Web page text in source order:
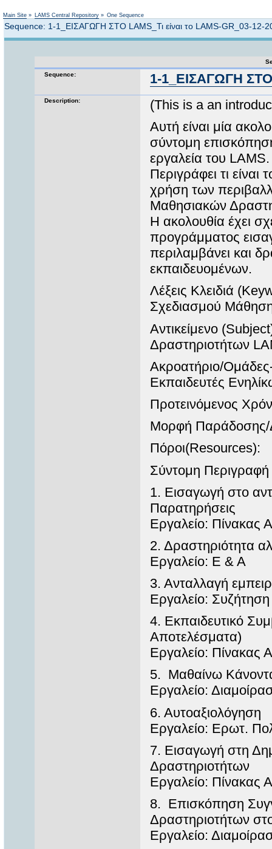
Main Site » LAMS Central Repository » One Sequence
Sequence: 1-1_ΕΙΣΑΓΩΓΗ ΣΤΟ LAMS_Τι είναι το LAMS-GR_03-12-
Sequence:
1-1_ΕΙΣΑΓΩΓΗ ΣΤΟ
Description:
(This is a an
Αυτή είναι μία
σύντομη
εργαλεία του LAMS.
Περιγράφει τι είναι
χρήση των
Μαθησιακών
Η ακολουθία έχει
προγράμματος
περιλαμβάνει και
εκπαιδευομένων.
Λέξεις Κλειδιά
Σχεδιασμού
Αντικείμενο
Δραστηριοτήτων
Ακροατήριο/
Εκπαιδευτές
Προτεινόμενος
Μορφή Παράδοσης/
Πόροι(Resources):
Σύντομη
1. Εισαγωγή στο
Παρατηρήσεις
Εργαλείο: Πίνακας
2. Δραστηριότητα
Εργαλείο: Ε & Α
3. Ανταλλαγή
Εργαλείο:
4. Εκπαιδευτικό
Αποτελέσματα)
Εργαλείο: Πίνακας
5. Μαθαίνω
Εργαλείο:
6. Αυτοαξιολόγηση
Εργαλείο: Ερωτ.
7. Εισαγωγή στη
Δραστηριοτήτων
Εργαλείο: Πίνακας
8. Επισκόπηση
Δραστηριοτήτων
Εργαλείο: